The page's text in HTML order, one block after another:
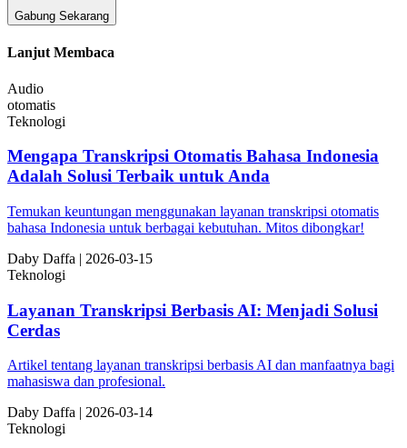
Gabung Sekarang
Lanjut Membaca
Audio
otomatis
Teknologi
Mengapa Transkripsi Otomatis Bahasa Indonesia
Adalah Solusi Terbaik untuk Anda
Temukan keuntungan menggunakan layanan transkripsi otomatis
bahasa Indonesia untuk berbagai kebutuhan. Mitos dibongkar!
Daby Daffa | 2026-03-15
Teknologi
Layanan Transkripsi Berbasis AI: Menjadi Solusi
Cerdas
Artikel tentang layanan transkripsi berbasis AI dan manfaatnya bagi
mahasiswa dan profesional.
Daby Daffa | 2026-03-14
Teknologi